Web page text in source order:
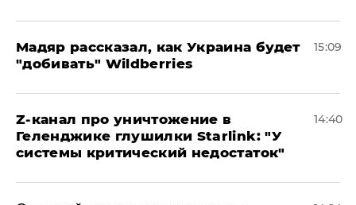
Мадяр рассказал, как Украина будет
"добивать" Wildberries
15:09
Z-канал про уничтожение в
Геленджике глушилки Starlink: "У
системы критический недостаток"
14:40